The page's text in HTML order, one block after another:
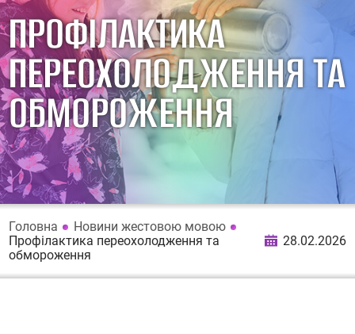
ПРОФІЛАКТИКА
ПЕРЕОХОЛОДЖЕННЯ ТА
ОБМОРОЖЕННЯ
Головна
Новини жестовою мовою
Профілактика переохолодження та
обмороження
28.02.2026